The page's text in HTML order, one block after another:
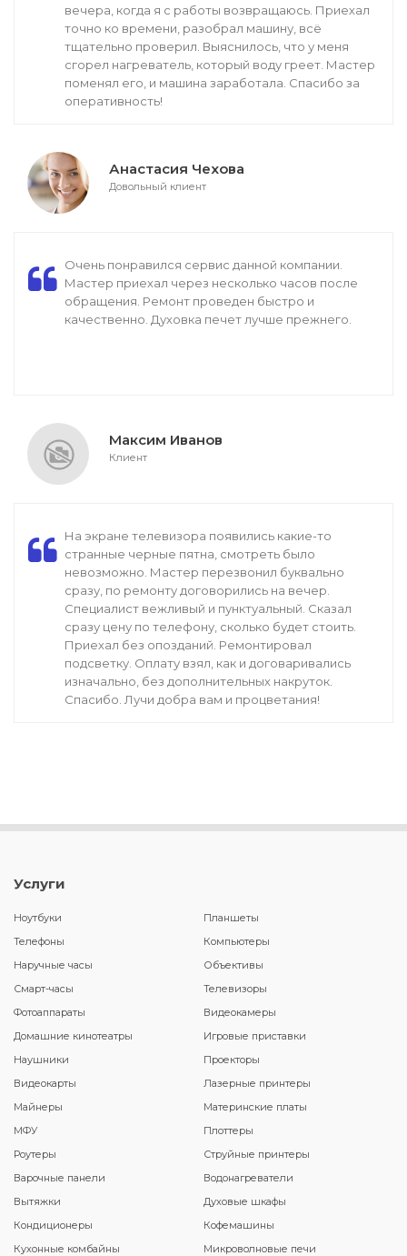
вечера, когда я с работы возвращаюсь. Приехал
точно ко времени, разобрал машину, всё
тщательно проверил. Выяснилось, что у меня
сгорел нагреватель, который воду греет. Мастер
поменял его, и машина заработала. Спасибо за
оперативность!
Анастасия Чехова
Довольный клиент
Очень понравился сервис данной компании.
Мастер приехал через несколько часов после
обращения. Ремонт проведен быстро и
качественно. Духовка печет лучше прежнего.
Максим Иванов
Клиент
На экране телевизора появились какие-то
странные черные пятна, смотреть было
невозможно. Мастер перезвонил буквально
сразу, по ремонту договорились на вечер.
Специалист вежливый и пунктуальный. Сказал
сразу цену по телефону, сколько будет стоить.
Приехал без опозданий. Ремонтировал
подсветку. Оплату взял, как и договаривались
изначально, без дополнительных накруток.
Спасибо. Лучи добра вам и процветания!
Услуги
Ноутбуки
Планшеты
Телефоны
Компьютеры
Наручные часы
Объективы
Смарт-часы
Телевизоры
Фотоаппараты
Видеокамеры
Домашние кинотеатры
Игровые приставки
Наушники
Проекторы
Видеокарты
Лазерные принтеры
Майнеры
Материнские платы
МФУ
Плоттеры
Роутеры
Струйные принтеры
Варочные панели
Водонагреватели
Вытяжки
Духовые шкафы
Кондиционеры
Кофемашины
Кухонные комбайны
Микроволновые печи